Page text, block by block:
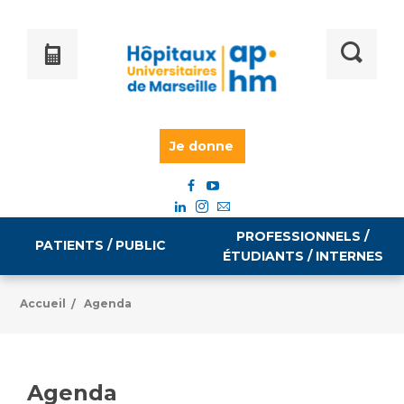
Je donne
PATIENTS / PUBLIC
PROFESSIONNELS /
ÉTUDIANTS / INTERNES
Emploi / formation
Accueil / Agenda
Agenda